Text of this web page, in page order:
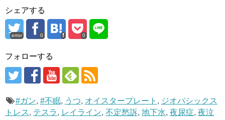
シェアする
error 0 0
フォローする
#ガン, #不眠, うつ, オイスタープレート , ジオパシックス
トレス, テスラ, レイライン, 不定愁訴, 地下水, 夜尿症, 夜泣